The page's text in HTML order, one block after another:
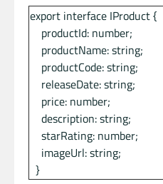
export interface IProduct {
productId: number;
productName: string;
productCode: string;
releaseDate: string;
price: number;
description: string;
starRating: number;
imageUrl: string;
}